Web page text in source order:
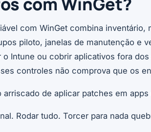
com WinGet combina inventário,
piloto, janelas de manutenção e
o Intune ou cobrir aplicativos fora
controles não comprova que os
arriscado de aplicar patches em
Rodar tudo. Torcer para nada